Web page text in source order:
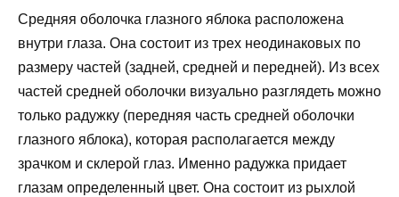
Средняя оболочка глазного яблока расположена
внутри глаза. Она состоит из трех неодинаковых по
размеру частей (задней, средней и передней). Из всех
частей средней оболочки визуально разглядеть можно
только радужку (передняя часть средней оболочки
глазного яблока), которая располагается между
зрачком и склерой глаз. Именно радужка придает
глазам определенный цвет. Она состоит из рыхлой